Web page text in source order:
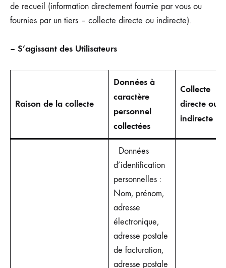
de recueil (information directement fournie par vous ou
fournies par un tiers – collecte directe ou indirecte).
– S’agissant des Utilisateurs
Raison de la collecte
Données à
caractère
personnel
collectées
Collecte
directe ou
indirecte
Données
d’identification
personnelles :
Nom, prénom,
adresse
électronique,
adresse postale
de facturation,
adresse postale